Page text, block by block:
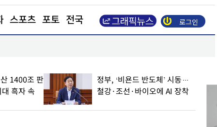
스포츠 포토 전국 로그인
1400조 판
흑자 속
정부, ‘비욘드 반도체’ 시동…
철강·조선·바이오에 AI 장착